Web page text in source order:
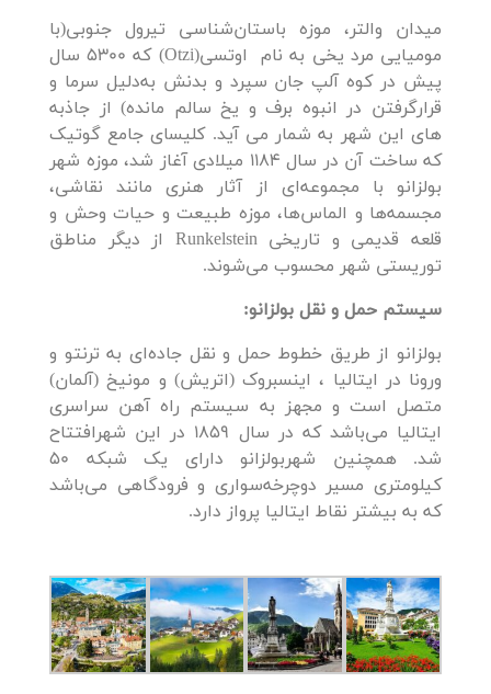
میدان والتر، موزه باستان‌شناسی تیرول جنوبی(با
مومیایی مرد یخی به نام اوتسی(Otzi) که 5300 سال
پیش در کوه آلپ جان سپرد و بدنش به‌دلیل سرما و
قرارگرفتن در انبوه برف و یخ سالم مانده) از جاذبه
های این شهر به شمار می آید. کلیسای جامع گوتیک
که ساخت آن در سال 1184 میلادی آغاز شد، موزه شهر
بولزانو با مجموعه‌ای از آثار هنری مانند نقاشی،
مجسمه‌ها و الماس‌ها، موزه طبیعت و حیات وحش و
قلعه قدیمی و تاریخی Runkelstein از دیگر مناطق
توریستی شهر محسوب می‌شوند.
سیستم حمل و نقل بولزانو:
بولزانو از طریق خطوط حمل و نقل جاده‌ای به ترنتو و
ورونا در ایتالیا ، اینسبروک (اتریش) و مونیخ (آلمان)
متصل است و مجهز به سیستم راه آهن سراسری
ایتالیا می‌باشد که در سال 1859 در این شهرافتتاح
شد. همچنین شهر‌بولزانو دارای یک شبکه 50
کیلومتری مسیر دوچرخه‌سواری و فرودگاهی می‌باشد
که به بیشتر نقاط ایتالیا پرواز دارد.